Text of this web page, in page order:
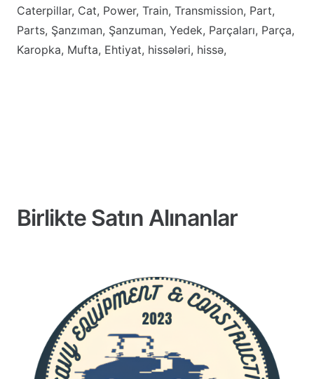
Caterpillar, Cat, Power, Train, Transmission, Part,
Parts, Şanzıman, Şanzuman, Yedek, Parçaları, Parça,
Karopka, Mufta, Ehtiyat, hissələri, hissə,
Birlikte Satın Alınanlar